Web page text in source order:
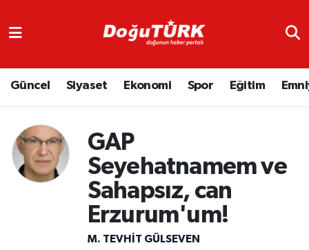
Güncel Siyaset Ekonomi Spor Eğitim
GAP
Seyehatnamem ve
Sahapsız, can
Erzurum'um!
M. TEVHIT GÜLSEVEN
Asayiş
Bölge
Eğitim
Trafik Durumu
Süper Lig Puan Durumu ve Fikstür
Tüm Manşetler
Son Dakika Haberleri